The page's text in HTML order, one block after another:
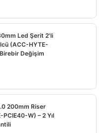
Led Şerit 2'li
(ACC-HYTE-
Değişim
200mm Riser
W) – 2 Yıl